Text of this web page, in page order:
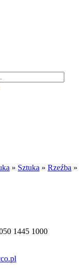
» Sztuka » Rzeźba »
1445 1000